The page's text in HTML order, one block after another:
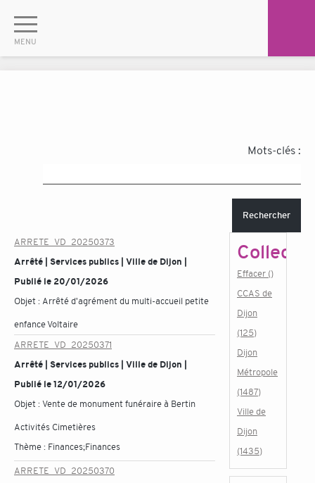
Mots-clés :
Rechercher
ARRETE_VD_20250373
Arrêté | Services publics | Ville de Dijon |
Publié le 20/01/2026
Objet : Arrêté d'agrément du multi-accueil petite
enfance Voltaire
ARRETE_VD_20250371
Arrêté | Services publics | Ville de Dijon |
Publié le 12/01/2026
Objet :Vente de monument funéraire à Bertin
Activités Cimetières
Thème : Finances;Finances
ARRETE_VD_20250370
Effacer ()
CCAS de
Dijon
(125)
Dijon
Métropole
(1487)
Ville de
Dijon
(1435)